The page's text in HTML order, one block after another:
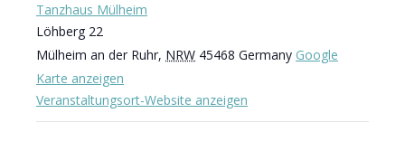
Tanzhaus Mülheim
Löhberg 22
Mülheim an der Ruhr, NRW 45468 Germany Google
Karte anzeigen
Veranstaltungsort-Website anzeigen